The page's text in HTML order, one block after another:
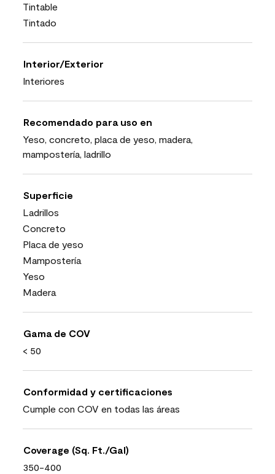
Tintable
Tintado
Interior/Exterior
Interiores
Recomendado para uso en
Yeso, concreto, placa de yeso, madera,
mampostería, ladrillo
Superficie
Ladrillos
Concreto
Placa de yeso
Mampostería
Yeso
Madera
Gama de COV
< 50
Conformidad y certificaciones
Cumple con COV en todas las áreas
Coverage (Sq. Ft./Gal)
350-400